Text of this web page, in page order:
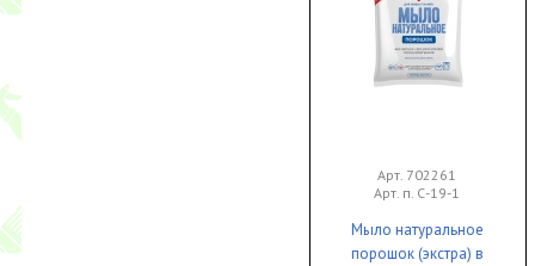
Арт. 702261
Арт. п. С-19-1
Мыло натуральное
порошок (экстра) в